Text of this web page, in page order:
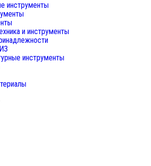
инструменты
и инструменты
инструменты